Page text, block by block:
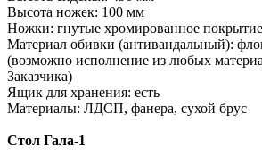
Высота ножек: 100 мм
Ножки: гнутые хромированное покрытие
Материал обивки (антивандальный):
(возможно исполнение из любых
Заказчика)
Ящик для хранения: есть
Материалы: ЛДСП, фанера, сухой брус
Стол Гала-1